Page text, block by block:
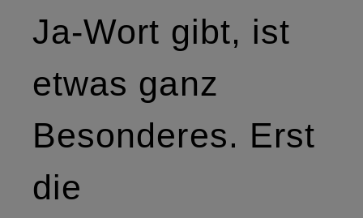
Ja-Wort gibt, ist
etwas ganz
Besonderes. Erst
die